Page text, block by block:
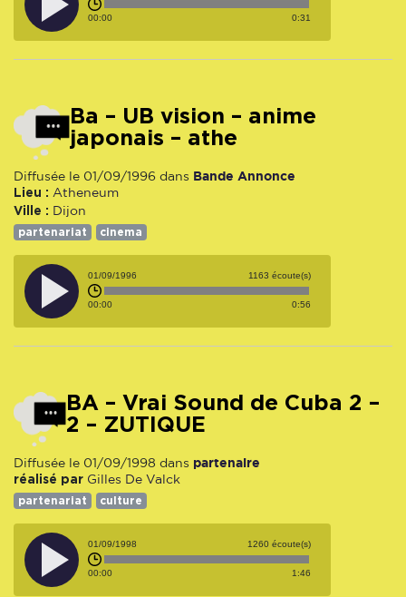
00:00 0:31
ba – UB vision – anime
japonais – athe
Diffusée le 01/09/1996 dans Bande Annonce
Lieu : Atheneum
Ville : Dijon
partenariat cinema
01/09/1996 1163 écoute(s)
00:00 0:56
BA – Vrai Sound de Cuba 2 –
2 – ZUTIQUE
Diffusée le 01/09/1998 dans partenaire
réalisé par Gilles De Valck
partenariat culture
01/09/1998 1260 écoute(s)
00:00 1:46